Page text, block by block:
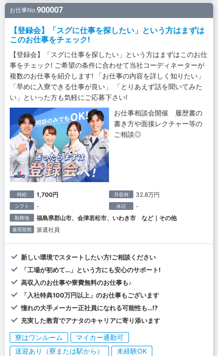
お仕事No.900007
【登録会】「スグに仕事を探したい」という方はまずは
このお仕事をチェック!
【登録会】「スグに仕事を探したい」という方はまずはこのお仕
事をチェック! ご希望の条件に合わせて当社コーディネーターが
複数のお仕事を紹介します! 「お仕事の内容を詳しく知りたい」
「早めに入寮できる仕事が良い」 「とりあえず話を聞いてみた
い」といった方も気軽にご応募下さい!
お仕事相談会開催 履歴書の
書き方や面接レクチャー等の
ご相談◎
時給 1,700円 月収例 32.8万円
シフト - 休日 -
勤務地 福島県郡山市、会津若松市、いわき市 など｜その他
雇用形態 派遣社員
新しい環境でスタートしたい方!ご相談ください
「工場が初めて…」という方にも安心のサポート!
高収入のお仕事や寮費無料のお仕事も♪
「入社特典100万円以上」のお仕事もございます
憧れの大手メーカー正社員になれる可能性も…!?
充実した教育でアナタのキャリアに寄り添います
寮はワンルーム
マイカー通勤可
送迎あり（寮または駅から）
未経験OK